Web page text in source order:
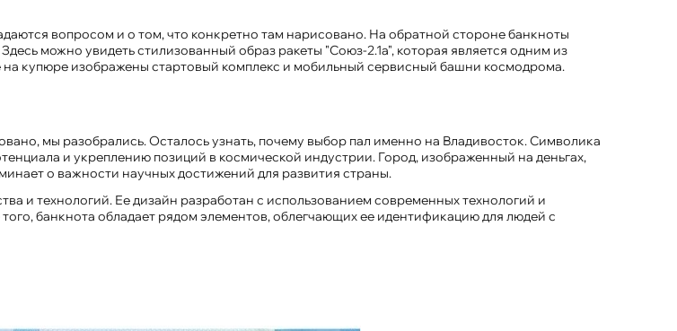
вопросом и о том, что конкретно там нарисовано. На обратной стороне банкноты
можно увидеть стилизованный образ ракеты "Союз-2.1а", которая является одним из
купюре изображены стартовый комплекс и мобильный сервисный башни космодрома.
мы разобрались. Осталось узнать, почему выбор пал именно на Владивосток. Символика
и укреплению позиций в космической индустрии. Город, изображенный на деньгах,
о важности научных достижений для развития страны.
и технологий. Ее дизайн разработан с использованием современных технологий и
банкнота обладает рядом элементов, облегчающих ее идентификацию для людей с